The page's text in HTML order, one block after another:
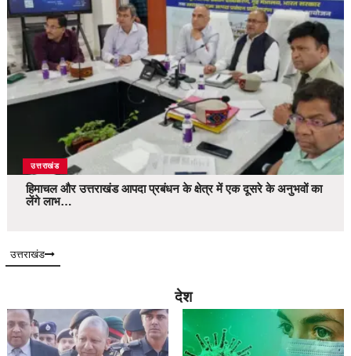
उत्तराखंड
हिमाचल और उत्तराखंड आपदा प्रबंधन के क्षेत्र में एक दूसरे के अनुभवों का
लेंगे लाभ…
उत्तराखंड
देश